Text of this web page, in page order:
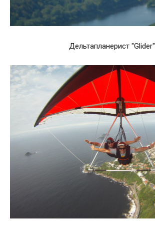
Дельтапланерист "Glider"